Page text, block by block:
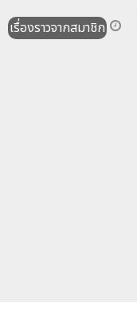
เรื่องราวจากสมาชิก